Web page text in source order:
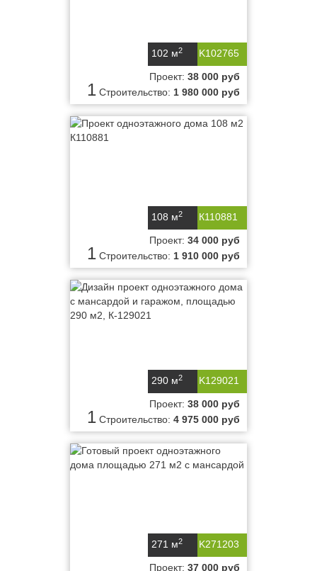
K102765
102 м2
1
Проект: 38 000 руб
Строительство: 1 980 000 руб
К110881
108 м2
1
Проект: 34 000 руб
Строительство: 1 910 000 руб
K129021
290 м2
1
Проект: 38 000 руб
Строительство: 4 975 000 руб
K271203
271 м2
Проект: 37 000 руб